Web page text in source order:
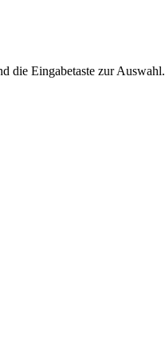
die Eingabetaste zur Auswahl.